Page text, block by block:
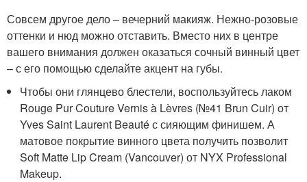
Совсем другое дело – вечерний макияж. Нежно-розовые
оттенки и нюд можно отставить. Вместо них в центре
вашего внимания должен оказаться сочный винный цвет
– с его помощью сделайте акцент на губы.
Чтобы они глянцево блестели, воспользуйтесь лаком
Rouge Pur Couture Vernis à Lèvres (№41 Brun Cuir) от
Yves Saint Laurent Beauté с сияющим финишем. А
матовое покрытие винного цвета получить позволит
Soft Matte Lip Cream (Vancouver) от NYX Professional
Makeup.